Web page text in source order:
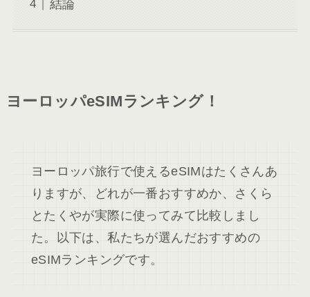
結論
ヨーロッパeSIMランキング！
ヨーロッパ旅行で使えるeSIMはたくさんあ
りますが、どれが一番おすすめか、さくら
とたくやが実際に使ってみて比較しまし
た。以下は、私たちが選んだおすすめの
eSIMランキングです。